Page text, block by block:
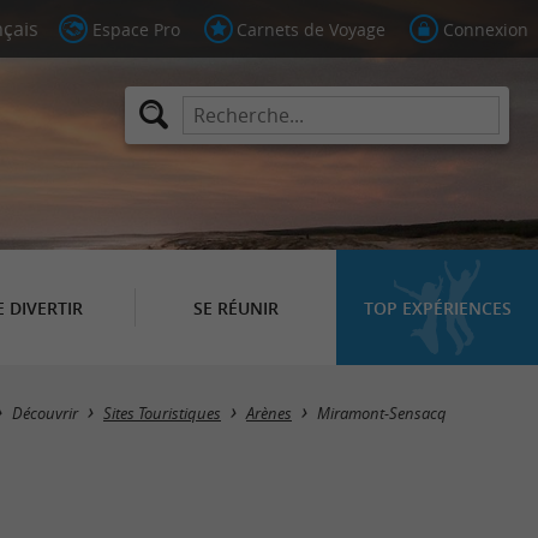
Espace Pro Carnets de Voyage Connexion
DIVERTIR SE RÉUNIR TOP EXPÉRIENCES
Masquer la carte
Découvrir Sites Touristiques Arènes Miramont-Sensacq